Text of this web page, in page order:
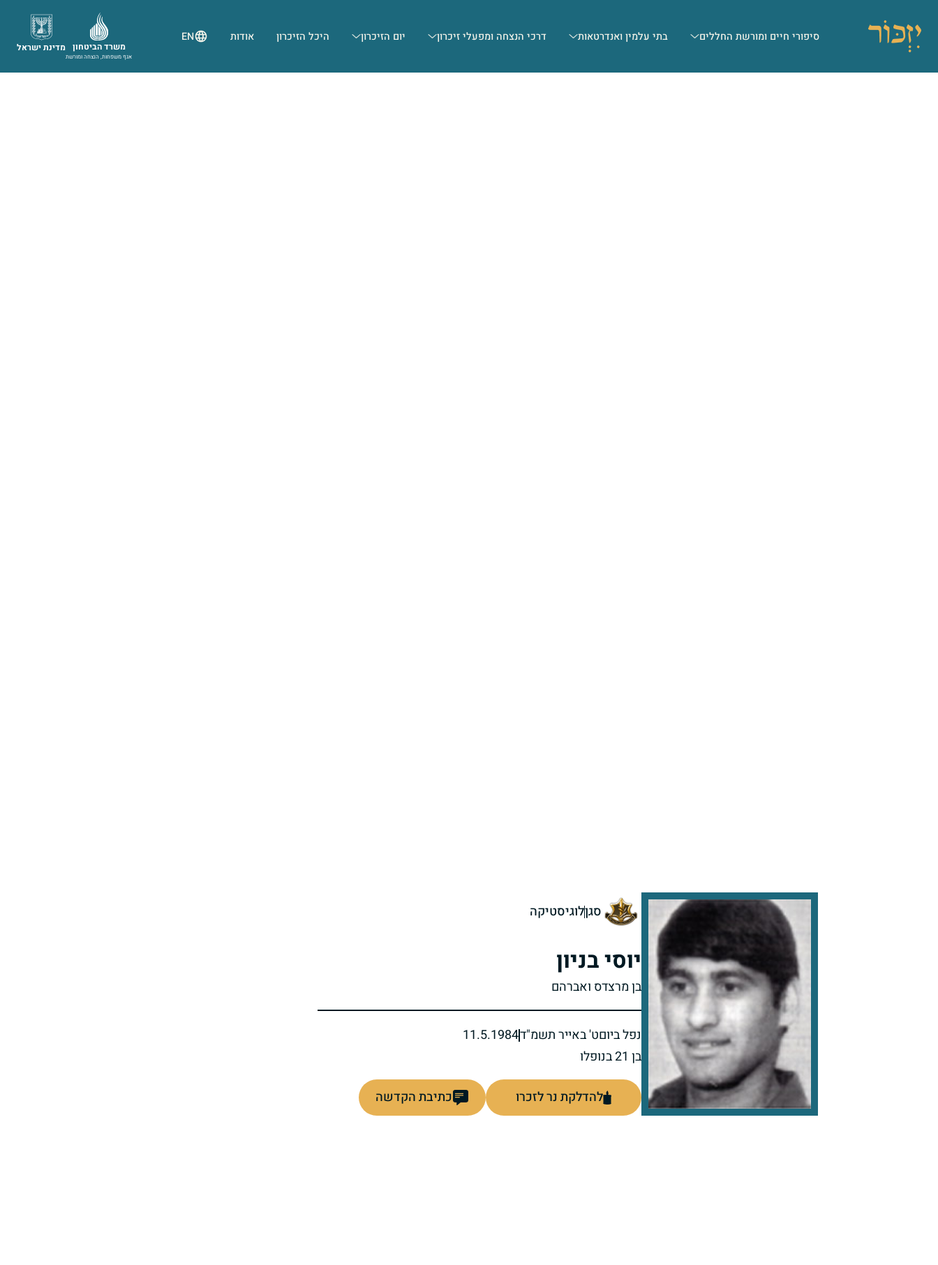
סיפורי חיים ומורשת החללים בתי עלמין ואנדרטאות דרכי הנצחה ומפעלי זיכרון יום הזיכרון היכל הזיכרון אודות EN
מדינת ישראל משרד הביטחון
אגף משפחות, הנצחה ומורשת
סגןלוגיסטיקה
יוסי בניון
בן מרצדס ואברהם
נפל ביוםט' באייר תשמ"ד11.5.1984
בן 21 בנופלו
להדלקת נר לזכרו כתיבת הקדשה